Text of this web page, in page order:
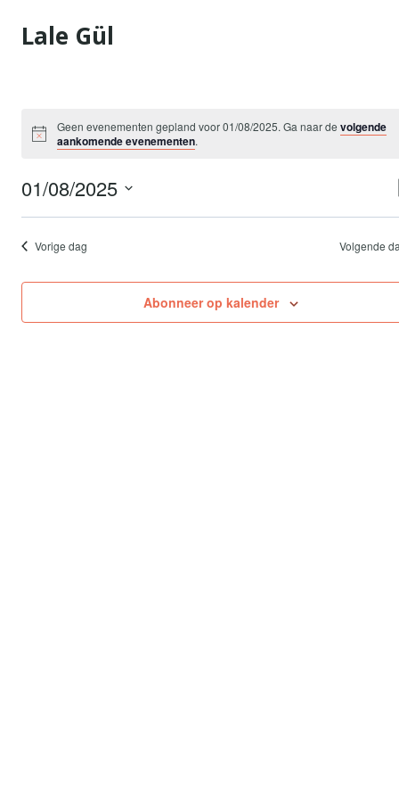
naarLale Gül
Geen evenementen gepland voor 01/08/2025. Ga naar devolgende
aankomende evenementen.
01/08/2025
Selecteer
datum.
Vorige dag Volgende
Abonneer op kalender